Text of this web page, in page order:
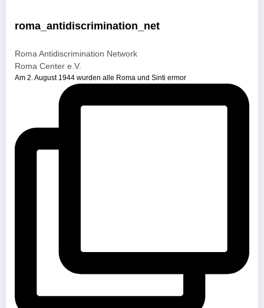
roma_antidiscrimination_net
Roma Antidiscrimination Network
Roma Center e.V.
Am 2. August 1944 wurden alle Roma und Sinti ermor